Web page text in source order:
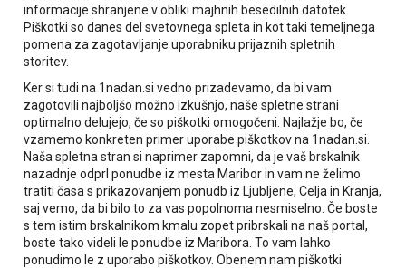
informacije shranjene v obliki majhnih besedilnih datotek.
Piškotki so danes del svetovnega spleta in kot taki temeljnega
pomena za zagotavljanje uporabniku prijaznih spletnih
storitev.
Ker si tudi na 1nadan.si vedno prizadevamo, da bi vam
zagotovili najboljšo možno izkušnjo, naše spletne strani
optimalno delujejo, če so piškotki omogočeni. Najlažje bo, če
vzamemo konkreten primer uporabe piškotkov na 1nadan.si.
Naša spletna stran si naprimer zapomni, da je vaš brskalnik
nazadnje odprl ponudbe iz mesta Maribor in vam ne želimo
tratiti časa s prikazovanjem ponudb iz Ljubljene, Celja in Kranja,
saj vemo, da bi bilo to za vas popolnoma nesmiselno. Če boste
s tem istim brskalnikom kmalu zopet pribrskali na naš portal,
boste tako videli le ponudbe iz Maribora. To vam lahko
ponudimo le z uporabo piškotkov. Obenem nam piškotki